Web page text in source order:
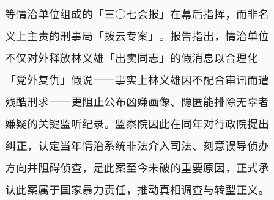
等情治单位组成的「三○七会报」在幕后指挥，而非名
义上主责的刑事局「拨云专案」。报告指出，情治单位
不仅对外释放林义雄「出卖同志」的假消息以合理化
「党外复仇」假说——事实上林义雄因不配合审讯而遭
残酷刑求——更阻止公布凶嫌画像、隐匿能排除无辜者
嫌疑的关键监听纪录。监察院因此在同年对行政院提出
纠正，认定当年情治系统非法介入司法、刻意误导侦办
方向并阻碍侦查，是此案至今未破的重要原因，正式承
认此案属于国家暴力责任，推动真相调查与转型正义。